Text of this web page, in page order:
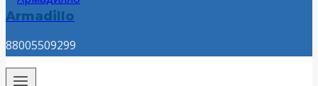
Armadillo
88005509299